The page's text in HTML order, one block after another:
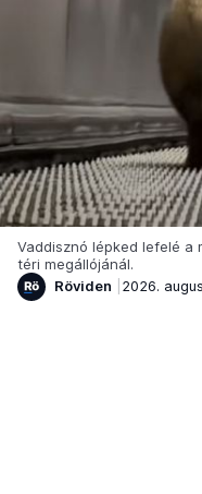
Vaddisznó lépked lefelé a
téri megállójánál.
Röviden
2026.